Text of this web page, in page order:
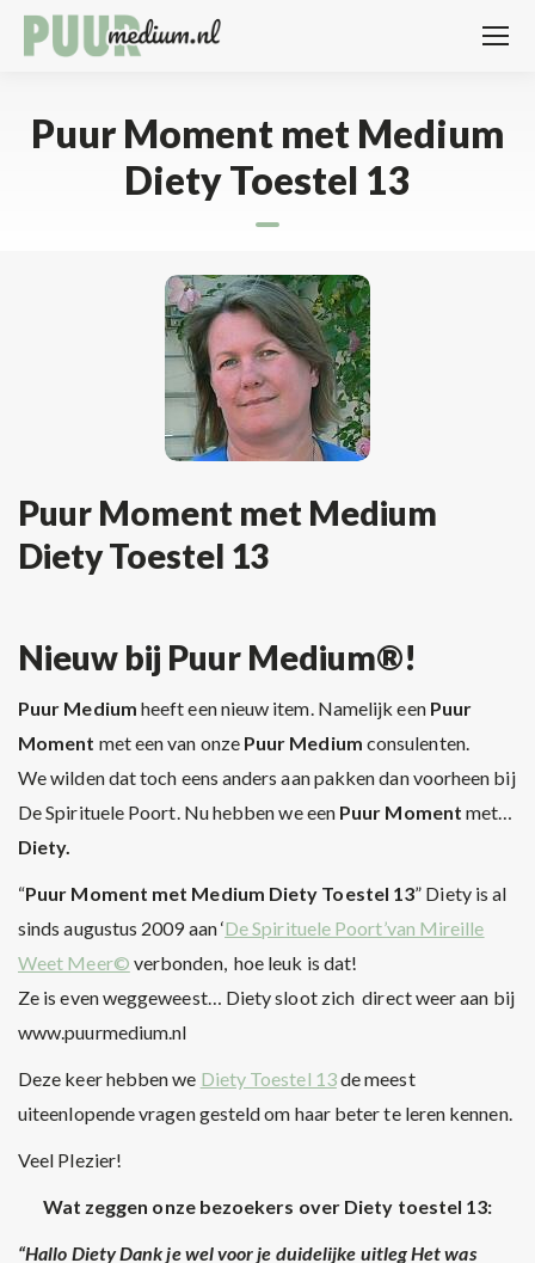
Puur Moment met Medium
Diety Toestel 13
Puur Moment met Medium
Diety Toestel 13
Nieuw bij Puur Medium®!
Puur Medium heeft een nieuw item. Namelijk een Puur
Moment met een van onze Puur Medium consulenten.
We wilden dat toch eens anders aan pakken dan voorheen bij
De Spirituele Poort. Nu hebben we een Puur Moment met…
Diety.
“Puur Moment met Medium Diety Toestel 13” Diety is al
sinds augustus 2009 aan ‘De Spirituele Poort’van Mireille
Weet Meer© verbonden, hoe leuk is dat!
Ze is even weggeweest… Diety sloot zich direct weer aan bij
www.puurmedium.nl
Deze keer hebben we Diety Toestel 13de meest
uiteenlopende vragen gesteld om haar beter te leren kennen.
Veel Plezier!
Wat zeggen onze bezoekers over Diety toestel 13:
“Hallo Diety Dank je wel voor je duidelijke uitleg Het was